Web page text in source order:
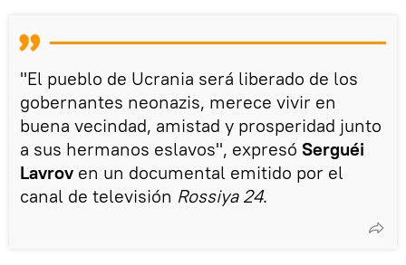
"El pueblo de Ucrania será liberado de los
gobernantes neonazis, merece vivir en
buena vecindad, amistad y prosperidad junto
a sus hermanos eslavos", expresó Serguéi
Lavrov en un documental emitido por el
canal de televisión Rossiya 24.